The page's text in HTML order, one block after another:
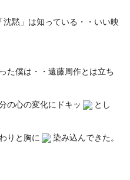
「沈黙」は知っている・・いい映
た僕は・・遠藤周作とは立ち
の心の変化にドキッ
とし
りと胸に
染み込んできた。